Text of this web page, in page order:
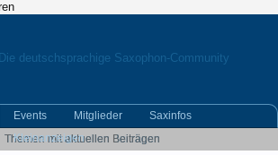
Themen mit aktuellen Beiträgen
Events Mitglieder
Saxinfos
Kleinanzeigen